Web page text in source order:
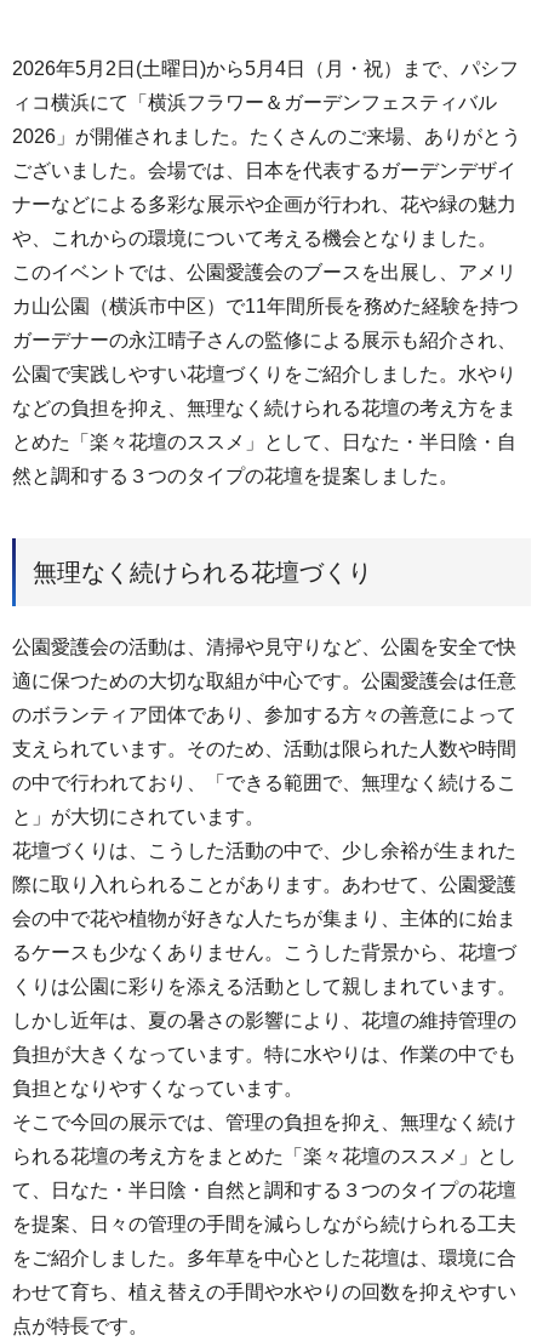
2026年5月2日(土曜日)から5月4日（月・祝）まで、パシフ
ィコ横浜にて「横浜フラワー＆ガーデンフェスティバル
2026」が開催されました。たくさんのご来場、ありがとう
ございました。会場では、日本を代表するガーデンデザイ
ナーなどによる多彩な展示や企画が行われ、花や緑の魅力
や、これからの環境について考える機会となりました。
このイベントでは、公園愛護会のブースを出展し、アメリ
カ山公園（横浜市中区）で11年間所長を務めた経験を持つ
ガーデナーの永江晴子さんの監修による展示も紹介され、
公園で実践しやすい花壇づくりをご紹介しました。水やり
などの負担を抑え、無理なく続けられる花壇の考え方をま
とめた「楽々花壇のススメ」として、日なた・半日陰・自
然と調和する３つのタイプの花壇を提案しました。
無理なく続けられる花壇づくり
公園愛護会の活動は、清掃や見守りなど、公園を安全で快
適に保つための大切な取組が中心です。公園愛護会は任意
のボランティア団体であり、参加する方々の善意によって
支えられています。そのため、活動は限られた人数や時間
の中で行われており、「できる範囲で、無理なく続けるこ
と」が大切にされています。
花壇づくりは、こうした活動の中で、少し余裕が生まれた
際に取り入れられることがあります。あわせて、公園愛護
会の中で花や植物が好きな人たちが集まり、主体的に始ま
るケースも少なくありません。こうした背景から、花壇づ
くりは公園に彩りを添える活動として親しまれています。
しかし近年は、夏の暑さの影響により、花壇の維持管理の
負担が大きくなっています。特に水やりは、作業の中でも
負担となりやすくなっています。
そこで今回の展示では、管理の負担を抑え、無理なく続け
られる花壇の考え方をまとめた「楽々花壇のススメ」とし
て、日なた・半日陰・自然と調和する３つのタイプの花壇
を提案、日々の管理の手間を減らしながら続けられる工夫
をご紹介しました。多年草を中心とした花壇は、環境に合
わせて育ち、植え替えの手間や水やりの回数を抑えやすい
点が特長です。